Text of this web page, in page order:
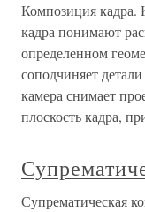
Композиция кадра.
кадра понимают
определенном
соподчиняет
камера снимает
плоскость кадра,
Супрематическая